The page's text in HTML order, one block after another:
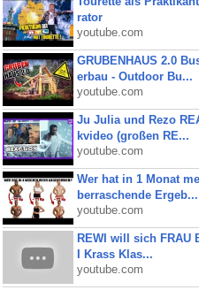
rator
youtube.com
GRUBENHAUS 2.0
erbau - Outdoor Bu...
youtube.com
Ju Julia und Rezo
kvideo (großen RE...
youtube.com
Wer hat in 1 Monat
berraschende Ergeb...
youtube.com
REWI will sich FRAU
I Krass Klas...
youtube.com